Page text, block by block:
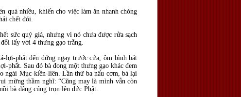
quá nhiều, khiến cho việc làm ăn nhanh chóng
chết đói.
sức quý giá, nhưng vì nó chưa được rửa sạch
lấy với 4 thưng gạo trắng.
lợi-phất đến đứng ngay trước cửa, ôm bình bát
phất. Sau đó bà đong một thưng gạo khác đem
ngài Mục-kiền-liên. Lần thứ ba nấu cơm, bà lại
mừng thầm nghĩ: “Cũng may là mình vẫn còn
bà dâng cúng trọn lên đức Phật.